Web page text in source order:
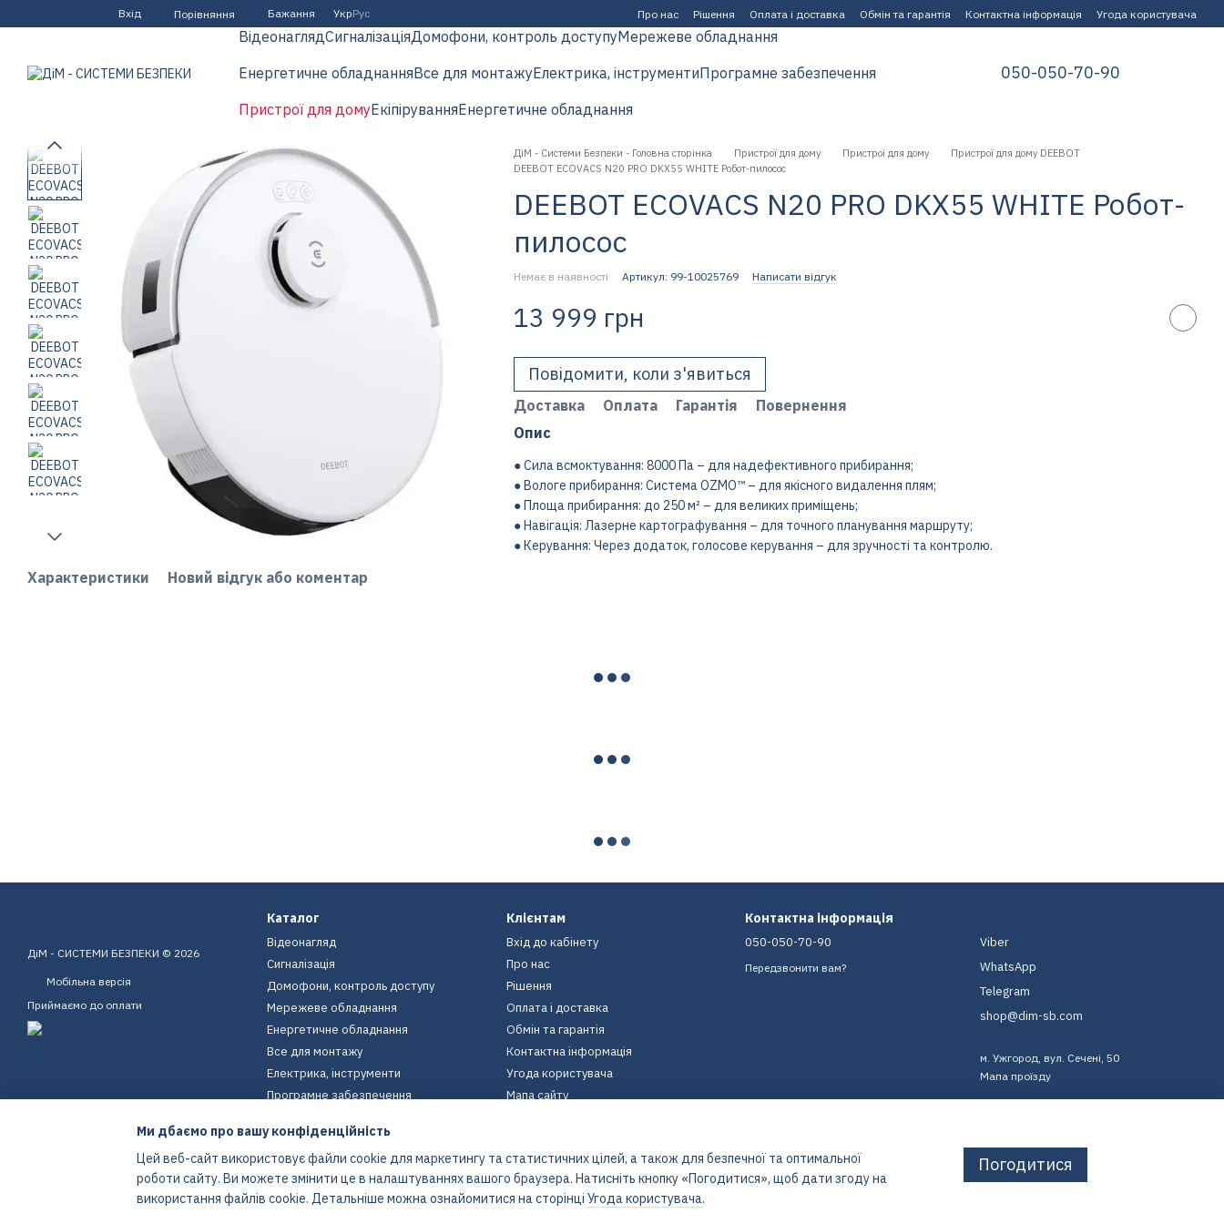
Перейти до основного контенту
Вхід Порівняння Бажання УкрРус Про нас Рішення Оплата і доставка Обмін та гарантія Контактна інформація Угода користувача
ВідеонаглядСигналізаціяДомофони, контроль доступуМережеве обладнання
Енергетичне обладнанняВсе для монтажуЕлектрика, інструментиПрограмне забезпечення
Пристрої для домуЕкіпіруванняЕнергетичне обладнання
050-050-70-90
Характеристики Новий відгук або коментар
ДіМ - Системи Безпеки - Головна сторінка Пристрої для дому Пристрої для дому
Пристрої для дому DEEBOT
DEEBOT ECOVACS N20 PRO DKX55 WHITE Робот-пилосос
DEEBOT ECOVACS N20 PRO DKX55 WHITE Робот-
пилосос
Немає в наявності Артикул: 99-10025769 Написати відгук
13 999 грн
Повідомити, коли з'явиться
Доставка Оплата Гарантія
Повернення
Опис
● Сила всмоктування: 8000 Па – для надефективного прибирання;
● Вологе прибирання: Система OZMO™ – для якісного видалення плям;
● Площа прибирання: до 250 м² – для великих приміщень;
● Навігація: Лазерне картографування – для точного планування маршруту;
● Керування: Через додаток, голосове керування – для зручності та контролю.
ДіМ - СИСТЕМИ БЕЗПЕКИ © 2026
Мобільна версія
Приймаємо до оплати
Інтернет-магазин створений з Хорошоп
Каталог
Відеонагляд
Сигналізація
Домофони, контроль доступу
Мережеве обладнання
Енергетичне обладнання
Все для монтажу
Електрика, інструменти
Програмне забезпечення
Екіпірування
Енергетичне обладнання
Клієнтам
Вхід до кабінету
Про нас
Рішення
Оплата і доставка
Обмін та гарантія
Контактна інформація
Угода користувача
Мапа сайту
Контактна інформація
050-050-70-90
Передзвонити вам?
Viber
WhatsApp
Telegram
shop@dim-sb.com
м. Ужгород, вул. Сечені, 50
Мапа проїзду
Ми дбаємо про вашу конфіденційність
Цей веб-сайт використовує файли cookie для маркетингу та статистичних цілей, а також для безпечної та оптимальної
роботи сайту. Ви можете змінити це в налаштуваннях вашого браузера. Натисніть кнопку «Погодитися», щоб дати згоду на
використання файлів cookie. Детальніше можна ознайомитися на сторінці Угода користувача.
Погодитися